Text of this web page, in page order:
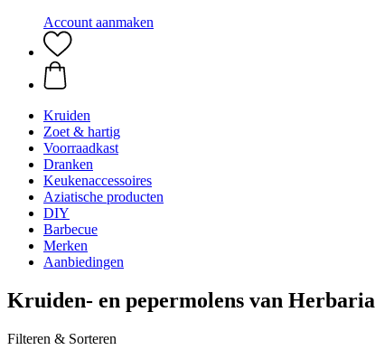
Account aanmaken
Kruiden
Zoet & hartig
Voorraadkast
Dranken
Keukenaccessoires
Aziatische producten
DIY
Barbecue
Merken
Aanbiedingen
Kruiden- en pepermolens van Herbaria
Filteren & Sorteren